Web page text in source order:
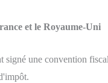
et le Royaume-Uni
une convention